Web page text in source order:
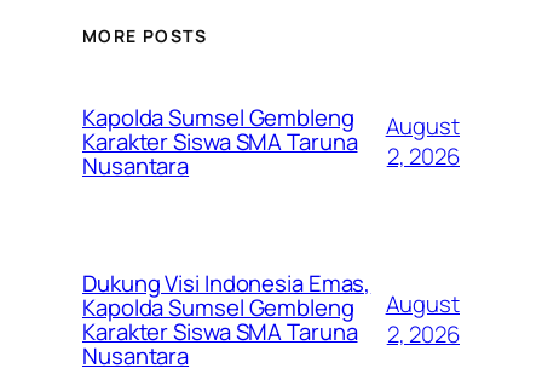
MORE POSTS
Kapolda Sumsel Gembleng
Karakter Siswa SMA Taruna
Nusantara
August
2, 2026
Dukung Visi Indonesia Emas,
Kapolda Sumsel Gembleng
Karakter Siswa SMA Taruna
Nusantara
August
2, 2026